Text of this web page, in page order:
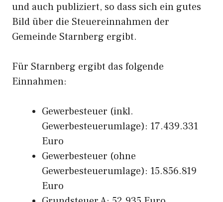
und auch publiziert, so dass sich ein gutes
Bild über die Steuereinnahmen der
Gemeinde Starnberg ergibt.
Für Starnberg ergibt das folgende
Einnahmen:
Gewerbesteuer (inkl.
Gewerbesteuerumlage): 17.439.331
Euro
Gewerbesteuer (ohne
Gewerbesteuerumlage): 15.856.819
Euro